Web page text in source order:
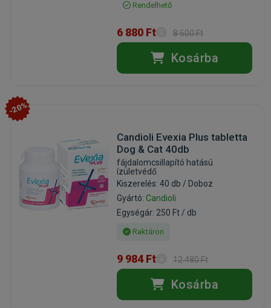
Rendelhető
6 880 Ft 8 600 Ft
Kosárba
-20%
Candioli Evexia Plus tabletta
Dog & Cat 40db
fájdalomcsillapító hatású
ízületvédő
Kiszerelés: 40 db / Doboz
Gyártó: Candioli
Egységár: 250 Ft / db
Raktáron
9 984 Ft 12 480 Ft
Kosárba